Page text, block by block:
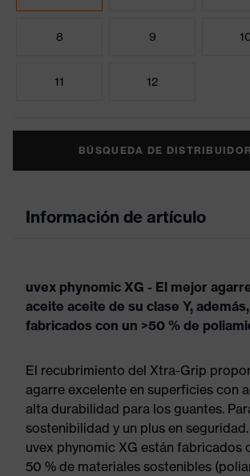
8 9
11 12
BÚSQUEDA DE
Información de artículo
uvex phynomic XG - El mejor
aceite aceite de su clase Y,
fabricados con un >50 % de
El recubrimiento del Xtra-Grip
agarre excelente en superficies con
alta durabilidad para los guantes.
sostenibilidad y un plus en
uvex phynomic XG están fabricados
50 % de materiales sostenibles